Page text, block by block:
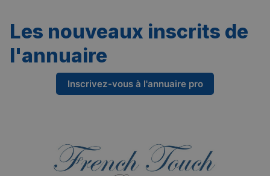
Les nouveaux inscrits de
l'annuaire
Inscrivez-vous à l'annuaire pro